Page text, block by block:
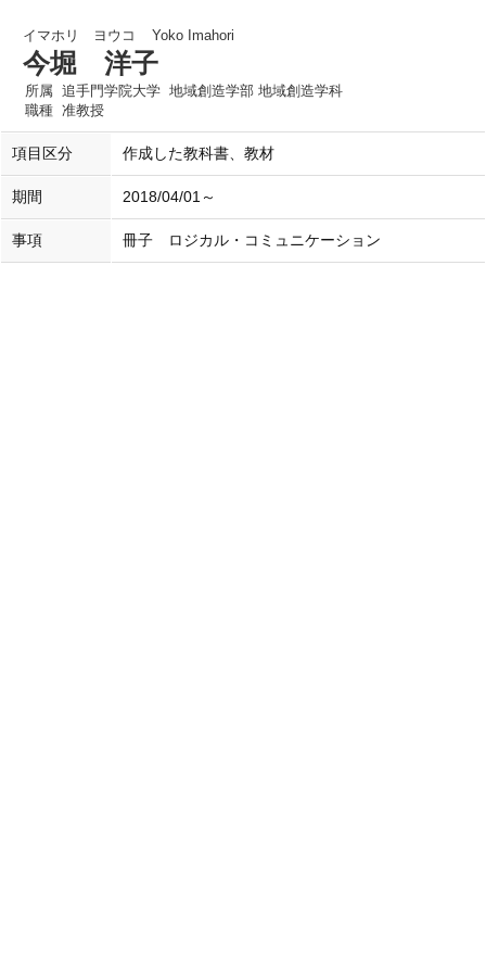
イマホリ ヨウコ Yoko Imahori
今堀 洋子
所属 追手門学院大学 地域創造学部 地域創造学科
職種 准教授
項目区分 作成した教科書、教材
期間 2018/04/01～
事項 冊子 ロジカル・コミュニケーション